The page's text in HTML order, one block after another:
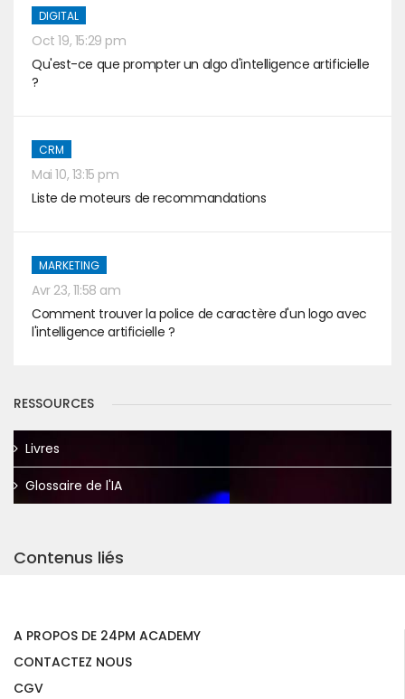
DIGITAL
Oct 19, 15:29 pm
Qu'est-ce que prompter un algo d'intelligence artificielle
?
CRM
Mai 10, 13:15 pm
Liste de moteurs de recommandations
MARKETING
Avr 23, 11:58 am
Comment trouver la police de caractère d'un logo avec
l'intelligence artificielle ?
RESSOURCES
Livres
Glossaire de l'IA
Contenus liés
A PROPOS DE 24PM ACADEMY
CONTACTEZ NOUS
CGV